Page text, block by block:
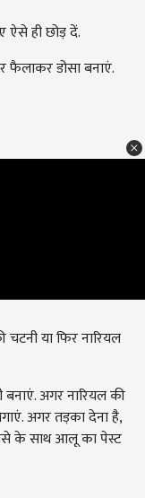
ही छोड़ दें.
फैलाकर डोसा बनाएं.
चटनी या फिर नारियल
बनाएं. अगर नारियल की
अगर तड़का देना है,
के साथ आलू का पेस्ट